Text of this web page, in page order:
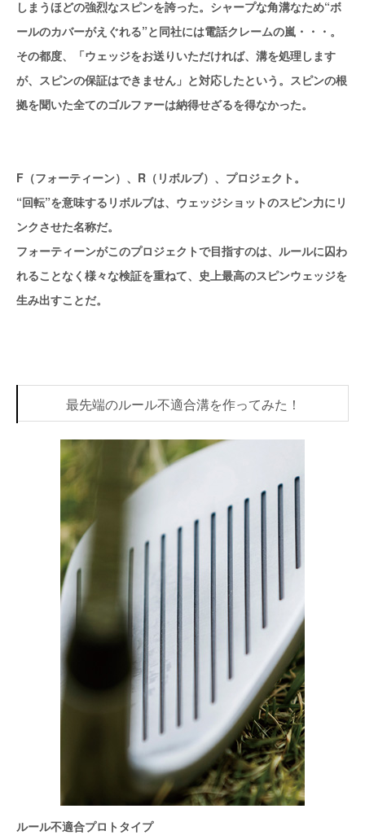
しまうほどの強烈なスピンを誇った。シャープな角溝なため“ボ
ールのカバーがえぐれる”と同社には電話クレームの嵐・・・。
その都度、「ウェッジをお送りいただければ、溝を処理します
が、スピンの保証はできません」と対応したという。スピンの根
拠を聞いた全てのゴルファーは納得せざるを得なかった。
F（フォーティーン）、R（リボルブ）、プロジェクト。
“回転”を意味するリボルブは、ウェッジショットのスピン力にリ
ンクさせた名称だ。
フォーティーンがこのプロジェクトで目指すのは、ルールに囚わ
れることなく様々な検証を重ねて、史上最高のスピンウェッジを
生み出すことだ。
最先端のルール不適合溝を作ってみた！
ルール不適合プロトタイプ